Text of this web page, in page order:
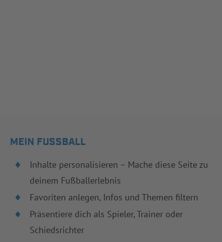
MEIN FUSSBALL
Inhalte personalisieren – Mache diese Seite zu
deinem Fußballerlebnis
Favoriten anlegen, Infos und Themen filtern
Präsentiere dich als Spieler, Trainer oder
Schiedsrichter